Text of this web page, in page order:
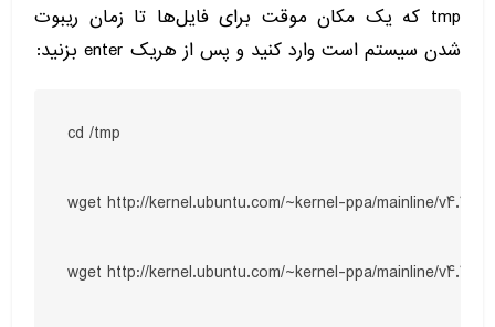
tmp که یک مکان موقت برای فایل‌ها تا زمان ریبوت
شدن سیستم است وارد کنید و پس از هریک enter بزنید:
cd /tmp
wget http://kernel.ubuntu.com/~kernel-ppa/mainline/v4.1.6-
wget http://kernel.ubuntu.com/~kernel-ppa/mainline/v4.1.6-